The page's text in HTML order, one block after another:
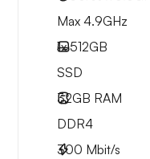
Max 4.9GHz
1x512GB
SSD
32GB RAM
DDR4
300 Mbit/s